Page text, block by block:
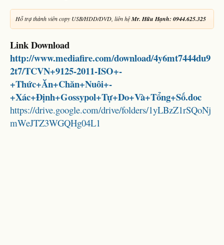
Hỗ trợ thành viên copy USB/HDD/DVD, liên hệMr. Hữu Hạnh: 0944.625.325
Link Download
http://www.mediafire.com/download/4y6mt7444du9
2t7/TCVN+9125-2011-ISO+-
+Thức+Ăn+Chăn+Nuôi+-
+Xác+Định+Gossypol+Tự+Do+Và+Tổng+Số.doc
https://drive.google.com/drive/folders/1yLBzZ1rSQoNj
mWeJTZ3WGQHg04L1